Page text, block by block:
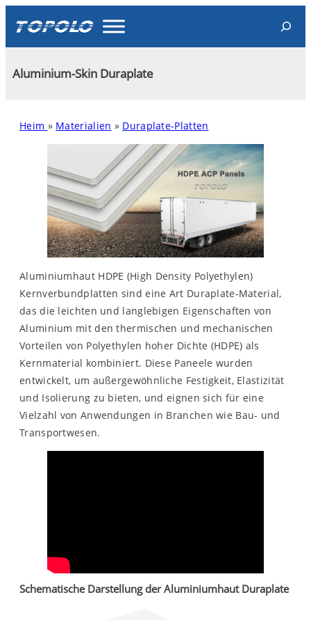
content
Search
Aluminium-Skin Duraplate
Heim » Materialien » Duraplate-Platten
Aluminiumhaut HDPE (High Density Polyethylen)
Kernverbundplatten sind eine Art Duraplate-Material,
das die leichten und langlebigen Eigenschaften von
Aluminium mit den thermischen und mechanischen
Vorteilen von Polyethylen hoher Dichte (HDPE) als
Kernmaterial kombiniert. Diese Paneele wurden
entwickelt, um außergewöhnliche Festigkeit, Elastizität
und Isolierung zu bieten, und eignen sich für eine
Vielzahl von Anwendungen in Branchen wie Bau- und
Transportwesen.
Schematische Darstellung der Aluminiumhaut Duraplate